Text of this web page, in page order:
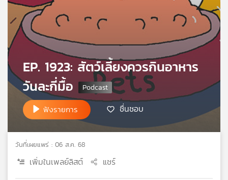
ข่าว
และ
กิจกรรม
เกี่ยว
กับ
เรา
ข่าย
วิทยุ
ไทย
EP. 1923: สัตว์เลี้ยงควรกินอาหาร
วันละกี่มื้อ
ฟังรายการ ชื่นชอบ
วันที่เผยแพร่ : 06 ส.ค. 68
เพิ่มในเพลย์ลิสต์ แชร์